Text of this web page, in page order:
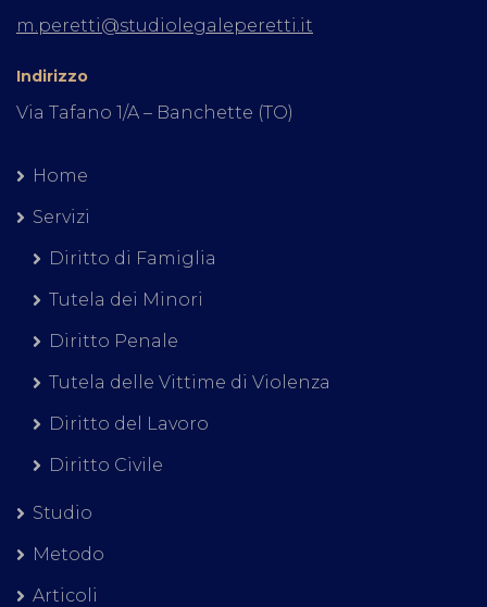
m.peretti@studiolegaleperetti.it
Indirizzo
Via Tafano 1/A – Banchette (TO)
Home
Servizi
Diritto di Famiglia
Tutela dei Minori
Diritto Penale
Tutela delle Vittime di Violenza
Diritto del Lavoro
Diritto Civile
Studio
Metodo
Articoli